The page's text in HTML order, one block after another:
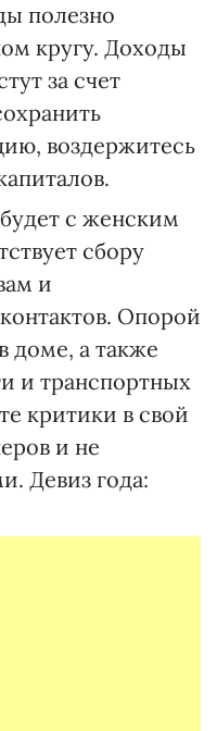
полезно
кругу. Доходы
за счет
воздержитесь
с женским
сбору
и
Опорой
доме, а также
и транспортных
критики в свой
и не
Девиз года: